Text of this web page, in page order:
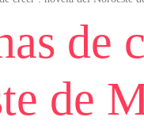
de
de